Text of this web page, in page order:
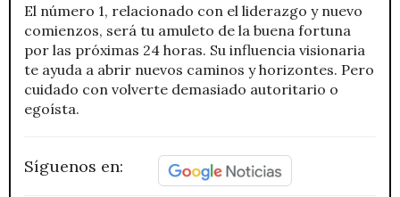
El número 1, relacionado con el liderazgo y nuevo
comienzos, será tu amuleto de la buena fortuna
por las próximas 24 horas. Su influencia visionaria
te ayuda a abrir nuevos caminos y horizontes. Pero
cuidado con volverte demasiado autoritario o
egoísta.
Síguenos en: